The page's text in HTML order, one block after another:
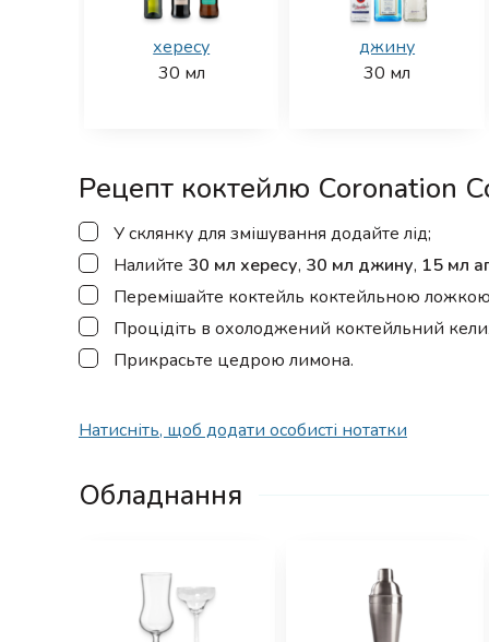
хересу
30 мл
джину
30 мл
Рецепт коктейлю Coronation
▢
У склянку для змішування додайте лід;
▢
Налийте 30 мл хересу, 30 мл джину, 15 мл
▢
Перемішайте коктейль коктейльною
▢
Процідіть в охолоджений коктейльний
▢
Прикрасьте цедрою лимона.
Натисніть, щоб додати особисті нотатки
Обладнання